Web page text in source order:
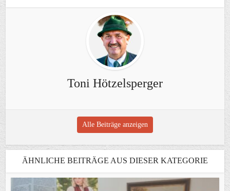
Toni Hötzelsperger
Alle Beiträge anzeigen
ÄHNLICHE BEITRÄGE AUS DIESER KATEGORIE